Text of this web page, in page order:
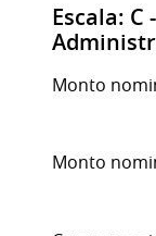
Escala:
Monto
Monto